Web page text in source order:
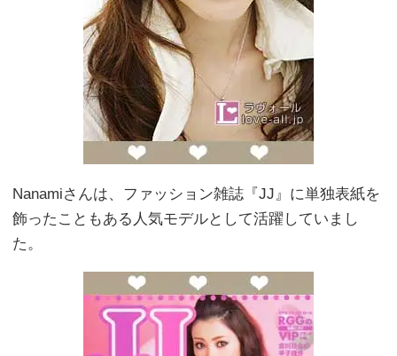
Nanamiさんは、ファッション雑誌『JJ』に単独表紙を
飾ったこともある人気モデルとして活躍していまし
た。